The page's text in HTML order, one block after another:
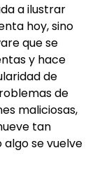
a ilustrar
hoy, sino
que se
y hace
de
de
maliciosas,
tan
se vuelve